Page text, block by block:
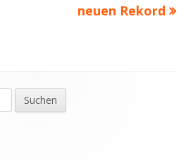
neuen Rekord